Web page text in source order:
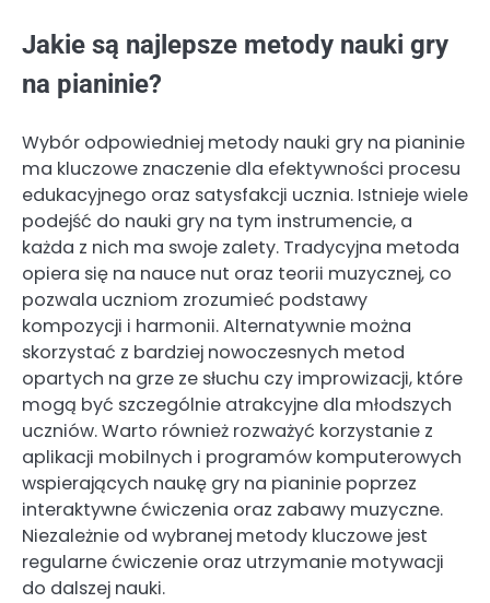
Jakie są najlepsze metody nauki gry
na pianinie?
Wybór odpowiedniej metody nauki gry na pianinie
ma kluczowe znaczenie dla efektywności procesu
edukacyjnego oraz satysfakcji ucznia. Istnieje wiele
podejść do nauki gry na tym instrumencie, a
każda z nich ma swoje zalety. Tradycyjna metoda
opiera się na nauce nut oraz teorii muzycznej, co
pozwala uczniom zrozumieć podstawy
kompozycji i harmonii. Alternatywnie można
skorzystać z bardziej nowoczesnych metod
opartych na grze ze słuchu czy improwizacji, które
mogą być szczególnie atrakcyjne dla młodszych
uczniów. Warto również rozważyć korzystanie z
aplikacji mobilnych i programów komputerowych
wspierających naukę gry na pianinie poprzez
interaktywne ćwiczenia oraz zabawy muzyczne.
Niezależnie od wybranej metody kluczowe jest
regularne ćwiczenie oraz utrzymanie motywacji
do dalszej nauki.